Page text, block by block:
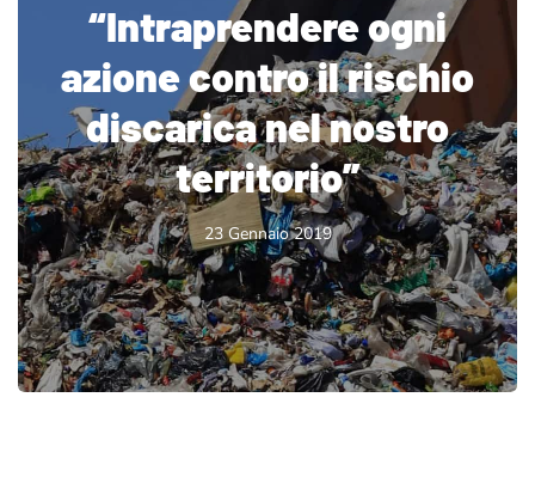
“Intraprendere ogni
azione contro il rischio
discarica nel nostro
territorio”
23 Gennaio 2019